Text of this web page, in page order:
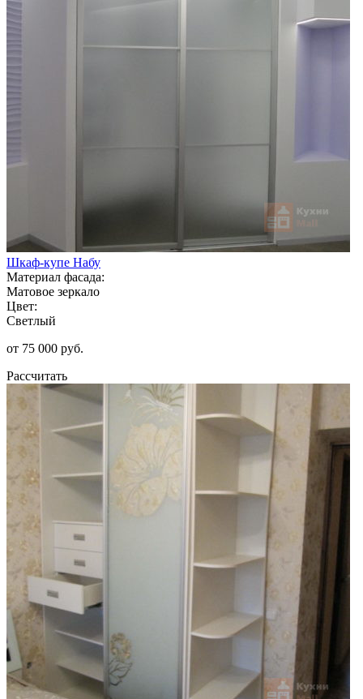
Шкаф-купе Набу
Материал фасада:
Матовое зеркало
Цвет:
Светлый
от 75 000 руб.
Рассчитать